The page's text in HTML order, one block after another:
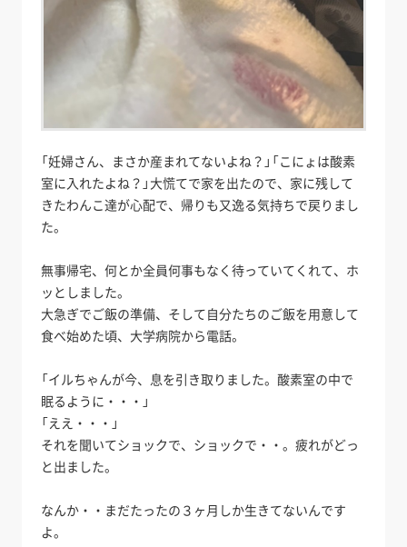
「妊婦さん、まさか産まれてないよね？」「こにょは酸素
室に入れたよね？」大慌てで家を出たので、家に残して
きたわんこ達が心配で、帰りも又逸る気持ちで戻りまし
た。
無事帰宅、何とか全員何事もなく待っていてくれて、ホ
ッとしました。
大急ぎでご飯の準備、そして自分たちのご飯を用意して
食べ始めた頃、大学病院から電話。
「イルちゃんが今、息を引き取りました。酸素室の中で
眠るように・・・」
「ええ・・・」
それを聞いてショックで、ショックで・・。疲れがどっ
と出ました。
なんか・・まだたったの３ヶ月しか生きてないんです
よ。